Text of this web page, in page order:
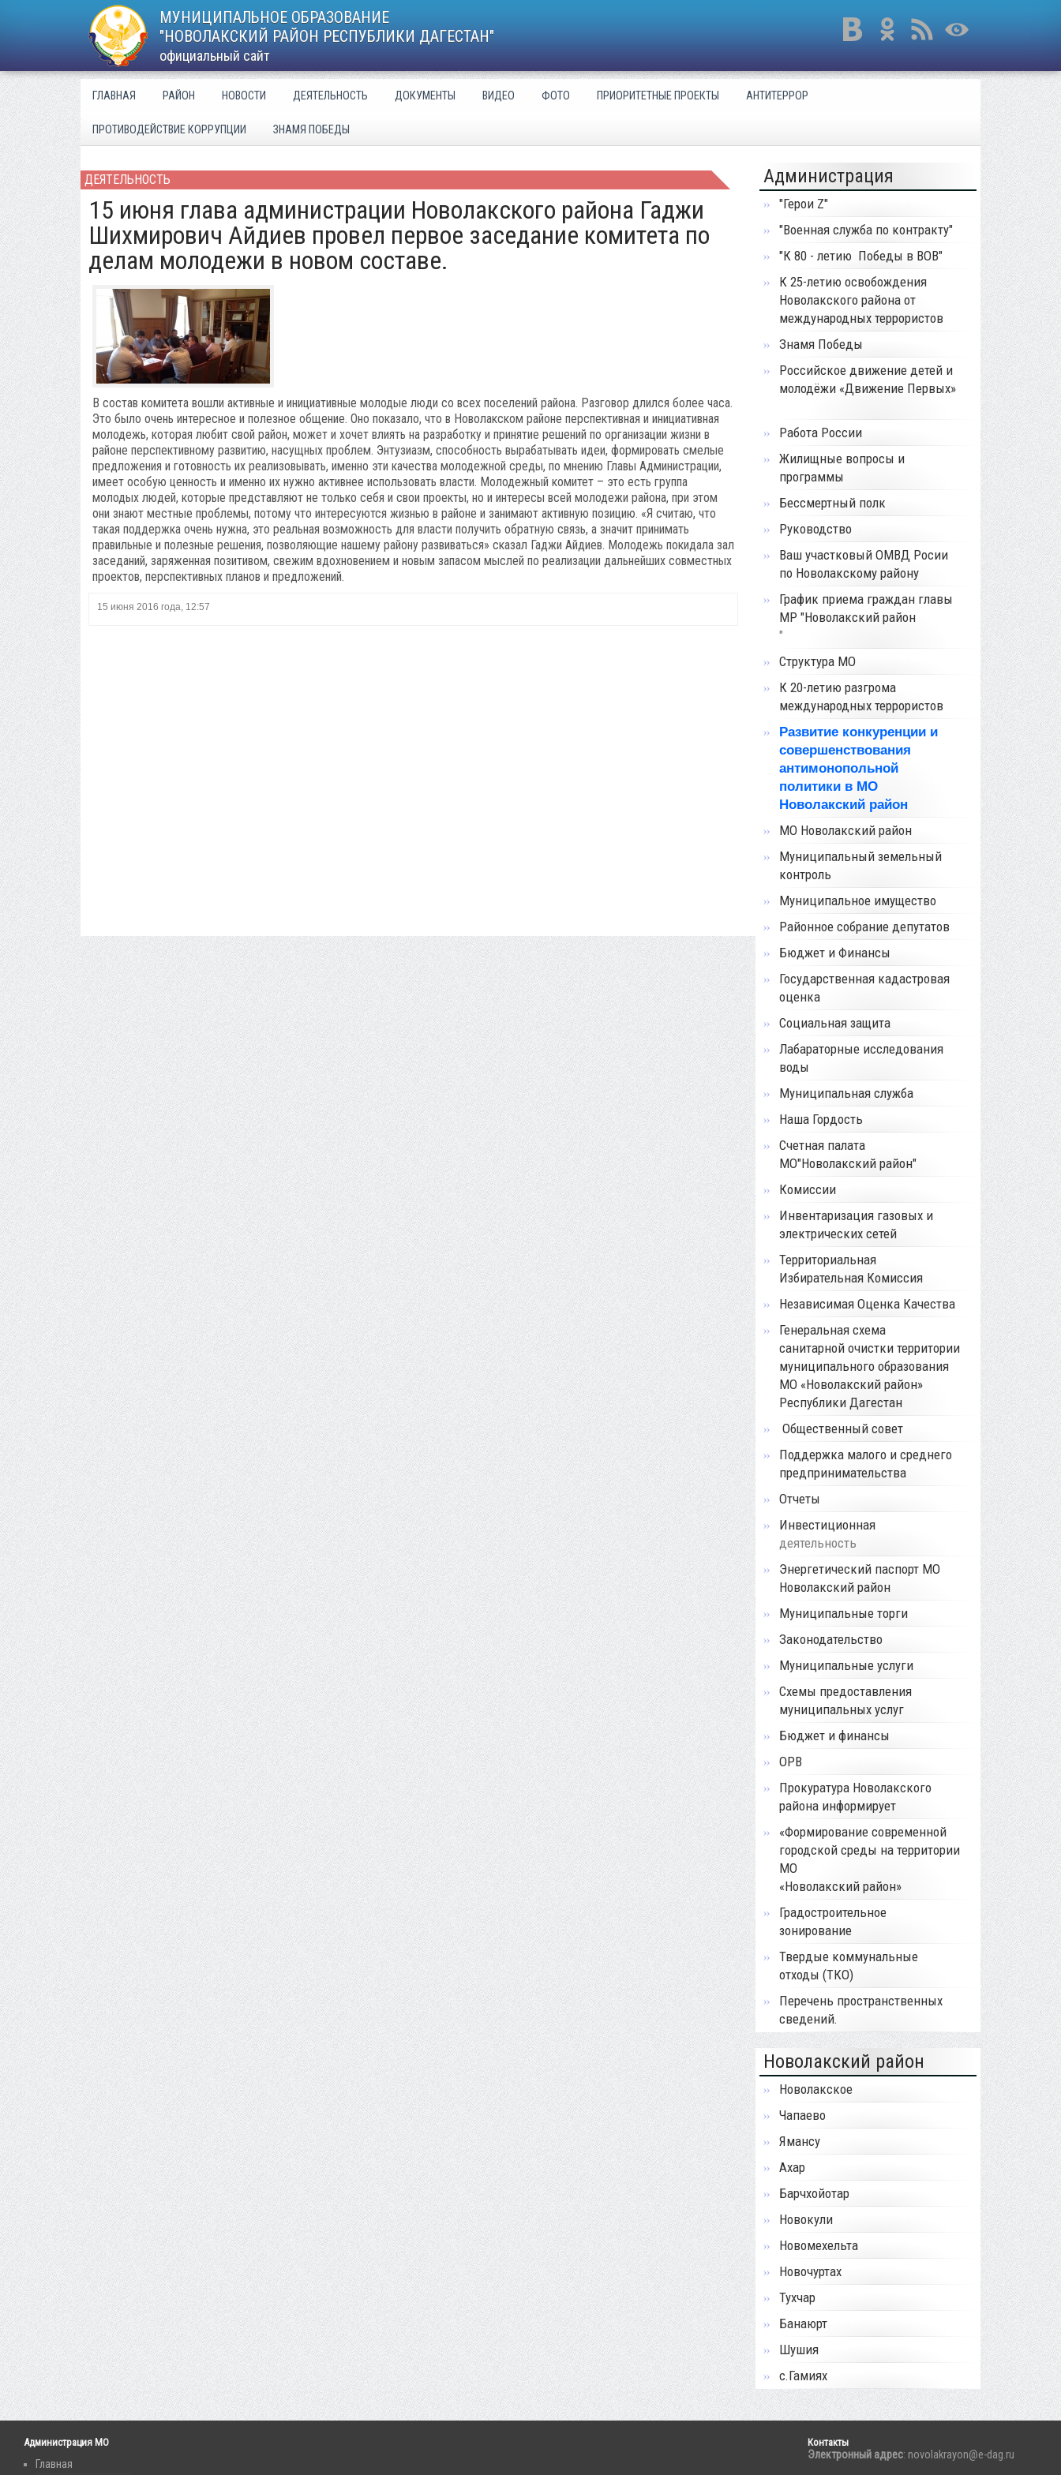
МУНИЦИПАЛЬНОЕ ОБРАЗОВАНИЕ
"НОВОЛАКСКИЙ РАЙОН РЕСПУБЛИКИ ДАГЕСТАН"
официальный сайт
ГЛАВНАЯ РАЙОН НОВОСТИ ДЕЯТЕЛЬНОСТЬ ДОКУМЕНТЫ ВИДЕО ФОТО ПРИОРИТЕТНЫЕ ПРОЕКТЫ АНТИТЕРРОР
ПРОТИВОДЕЙСТВИЕ КОРРУПЦИИ ЗНАМЯ ПОБЕДЫ
ДЕЯТЕЛЬНОСТЬ
15 июня глава администрации Новолакского района Гаджи
Шихмирович Айдиев провел первое заседание комитета по
делам молодежи в новом составе.
В состав комитета вошли активные и инициативные молодые люди со всех поселений района. Разговор длился более часа.
Это было очень интересное и полезное общение. Оно показало, что в Новолакском районе перспективная и инициативная
молодежь, которая любит свой район, может и хочет влиять на разработку и принятие решений по организации жизни в
районе перспективному развитию, насущных проблем. Энтузиазм, способность вырабатывать идеи, формировать смелые
предложения и готовность их реализовывать, именно эти качества молодежной среды, по мнению Главы Администрации,
имеет особую ценность и именно их нужно активнее использовать власти. Молодежный комитет – это есть группа
молодых людей, которые представляют не только себя и свои проекты, но и интересы всей молодежи района, при этом
они знают местные проблемы, потому что интересуются жизнью в районе и занимают активную позицию. «Я считаю, что
такая поддержка очень нужна, это реальная возможность для власти получить обратную связь, а значит принимать
правильные и полезные решения, позволяющие нашему району развиваться» сказал Гаджи Айдиев. Молодежь покидала зал
заседаний, заряженная позитивом, свежим вдохновением и новым запасом мыслей по реализации дальнейших совместных
проектов, перспективных планов и предложений.
15 июня 2016 года, 12:57
Администрация
"Герои Z"
"Военная служба по контракту"
"К 80 - летию Победы в ВОВ"
К 25-летию освобождения
Новолакского района от
международных террористов
Знамя Победы
Российское движение детей и
молодёжи «Движение Первых»
Работа России
Жилищные вопросы и
программы
Бессмертный полк
Руководство
Ваш участковый ОМВД Росии
по Новолакскому району
График приема граждан главы
МР "Новолакский район
"
Структура МО
К 20-летию разгрома
международных террористов
Развитие конкуренции и
совершенствования
антимонопольной
политики в МО
Новолакский район
МО Новолакский район
Муниципальный земельный
контроль
Муниципальное имущество
Районное собрание депутатов
Бюджет и Финансы
Государственная кадастровая
оценка
Социальная защита
Лабараторные исследования
воды
Муниципальная служба
Наша Гордость
Счетная палата
МО"Новолакский район"
Комиссии
Инвентаризация газовых и
электрических сетей
Территориальная
Избирательная Комиссия
Независимая Оценка Качества
Генеральная схема
санитарной очистки территории
муниципального образования
МО «Новолакский район»
Республики Дагестан
Общественный совет
Поддержка малого и среднего
предпринимательства
Отчеты
Инвестиционная
деятельность
Энергетический паспорт МО
Новолакский район
Муниципальные торги
Законодательство
Муниципальные услуги
Схемы предоставления
муниципальных услуг
Бюджет и финансы
ОРВ
Прокуратура Новолакского
района информирует
«Формирование современной
городской среды на территории
МО
«Новолакский район»
Градостроительное
зонирование
Твердые коммунальные
отходы (ТКО)
Перечень пространственных
сведений.
Новолакский район
Новолакское
Чапаево
Ямансу
Ахар
Барчхойотар
Новокули
Новомехельта
Новочуртах
Тухчар
Банаюрт
Шушия
с.Гамиях
Администрация МО
Главная
Контакты
Электронный адрес: novolakrayon@e-dag.ru